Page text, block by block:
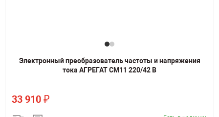
Электронный преобразователь частоты и напряжения
тока АГРЕГАТ СМ11 220/42 В
33 910 ₽